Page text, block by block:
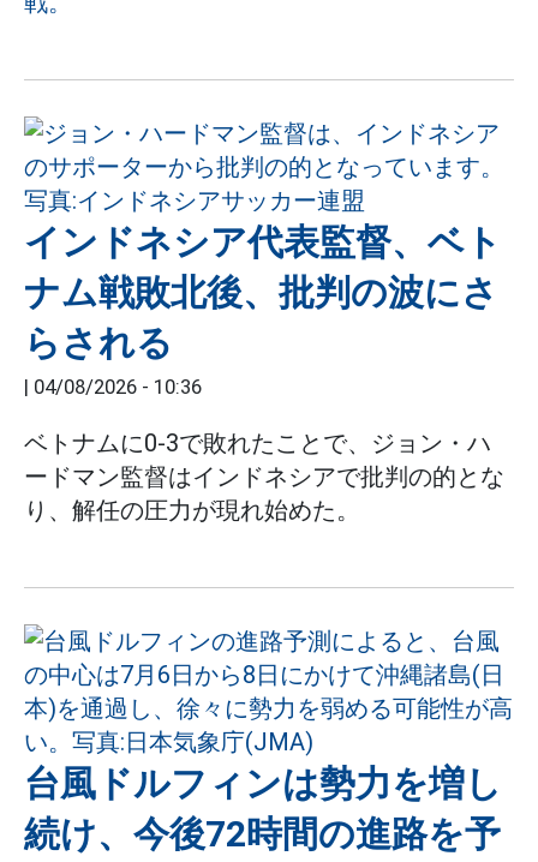
インドネシア代表監督、ベト
ナム戦敗北後、批判の波にさ
らされる
| 04/08/2026 - 10:36
ベトナムに0-3で敗れたことで、ジョン・ハ
ードマン監督はインドネシアで批判の的とな
り、解任の圧力が現れ始めた。
台風ドルフィンは勢力を増し
続け、今後72時間の進路を予